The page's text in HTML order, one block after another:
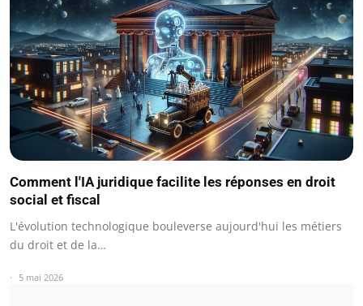
Comment l'IA juridique facilite les réponses en droit
social et fiscal
L'évolution technologique bouleverse aujourd'hui les métiers
du droit et de la…
5 mai 2026